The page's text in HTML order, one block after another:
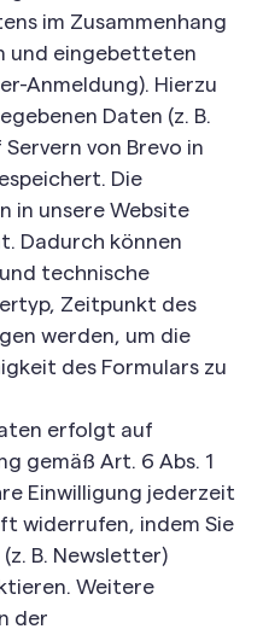
im Zusammenhang
und eingebetteten
Anmeldung). Hierzu
Daten (z. B.
von Brevo in
Die
in unsere Website
Dadurch können
technische
Zeitpunkt des
werden, um die
des Formulars zu
erfolgt auf
gemäß Art. 6 Abs. 1
Einwilligung jederzeit
widerrufen, indem Sie
B. Newsletter)
Weitere
der